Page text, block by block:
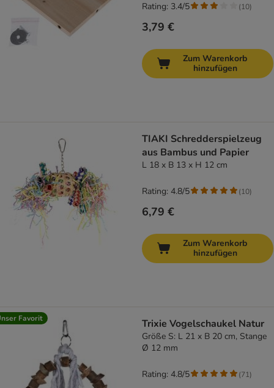
3,79 €
Rating: 3.4/5 (10)
Zum Warenkorb
hinzufügen
TIAKI Schredderspielzeug
aus Bambus und Papier
L 18 x B 13 x H 12 cm
6,79 €
Rating: 4.8/5 (10)
Zum Warenkorb
hinzufügen
Favorit Trixie Vogelschaukel Natur
Größe S: L 21 x B 20 cm, Stange
Ø 12 mm
Rating: 4.8/5 (71)